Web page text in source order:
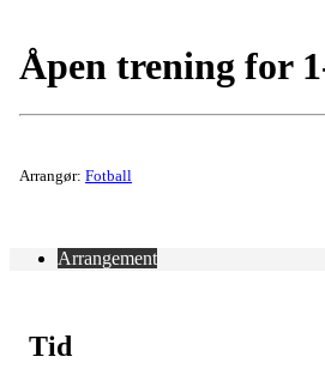
Åpen trening for
Arrangør: Fotball
Arrangement
Tid